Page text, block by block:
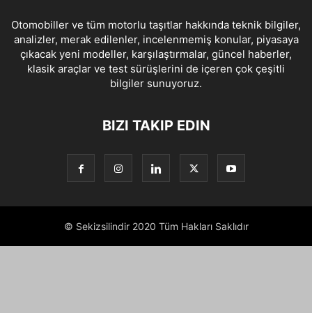
Otomobiller ve tüm motorlu taşıtlar hakkında teknik bilgiler,
analizler, merak edilenler, incelenmemiş konular, piyasaya
çıkacak yeni modeller, karşılaştırmalar, güncel haberler,
klasik araçlar ve test sürüşlerini de içeren çok çeşitli
bilgiler sunuyoruz.
BIZI TAKIP EDIN
© Sekizsilindir 2020 Tüm Hakları Saklıdır